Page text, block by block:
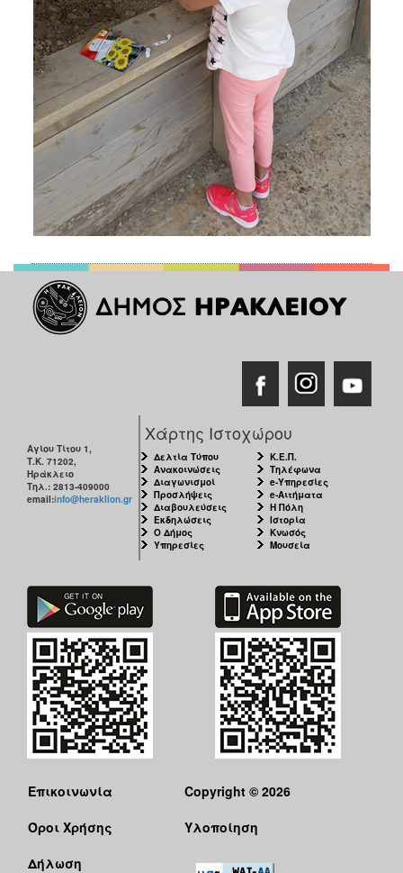
Αγίου Τίτου 1,
Τ.Κ. 71202,
Ηράκλειο
Τηλ.: 2813-409000
email:info@heraklion.gr
Χάρτης Ιστοχώρου
Δελτία Τύπου
Ανακοινώσεις
Διαγωνισμοί
Προσλήψεις
Διαβουλεύσεις
Εκδηλώσεις
Ο Δήμος
Υπηρεσίες
Κ.Ε.Π.
Τηλέφωνα
e-Υπηρεσίες
e-Αιτήματα
Η Πόλη
Ιστορία
Κνωσός
Μουσεία
Επικοινωνία
Όροι Χρήσης
Δήλωση
Copyright © 2026
Υλοποίηση